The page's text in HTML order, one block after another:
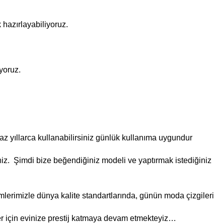
yıllarca kullanabilirsiniz günlük kullanıma uygundur
Şimdi bize beğendiğiniz modeli ve yaptırmak
dünya kalite standartlarında, günün moda
için evinize prestij katmaya devam etmekteyiz…